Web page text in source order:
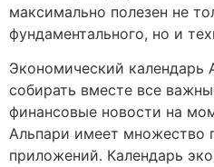
максимально полезен не
фундаментального, но и
Экономический календарь
собирать вместе все
финансовые новости на
Альпари имеет множество
приложений. Календарь